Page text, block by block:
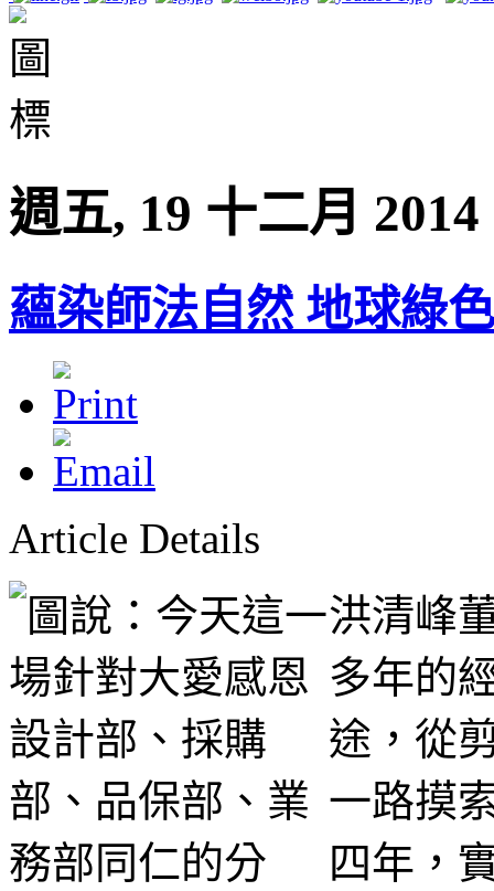
週五, 19 十二月 2014
蘊染師法自然 地球綠
Article Details
洪清峰
多年的
途，從
一路摸
四年，